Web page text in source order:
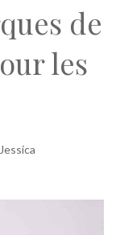
de
les